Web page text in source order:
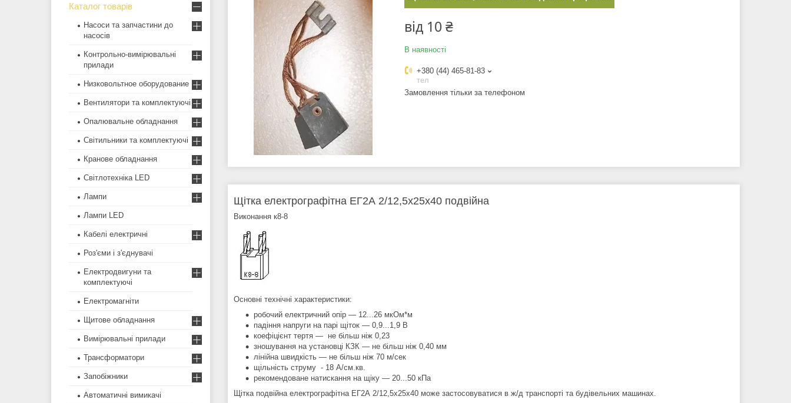
від 10 ₴
В наявності
+380 (44) 465-81-83
тел
Замовлення тільки за телефоном
Щітка електрографітна ЕГ2А 2/12,5х25х40 подвійна
Виконання к8-8
Основні технічні характеристики:
робочий електричний опір — 12...26 мкОм*м
падіння напруги на парі щіток — 0,9...1,9 В
коефіцієнт тертя — не більш ніж 0,23
зношування на установці КЗК — не більш ніж 0,40 мм
лінійна швидкість — не більш ніж 70 м/сек
щільність струму - 18 А/см.кв.
рекомендоване натискання на щіку — 20...50 кПа
Щітка подвійна електрографітна ЕГ2А 2/12,5х25х40 може застосовуватися в ж/д транспорті та будівельних машинах.
Каталог товарів
Насоси та запчастини до
насосів
Контрольно-вимірювальні
прилади
Низковольтное оборудование
Вентилятори та комплектуючі
Опалювальне обладнання
Світильники та комплектуючі
Кранове обладнання
Світлотехніка LED
Лампи
Лампи LED
Кабелі електричні
Роз'єми і з'єднувачі
Електродвигуни та
комплектуючі
Електромагніти
Щитове обладнання
Вимірювальні прилади
Трансформатори
Запобіжники
Автоматичні вимикачі